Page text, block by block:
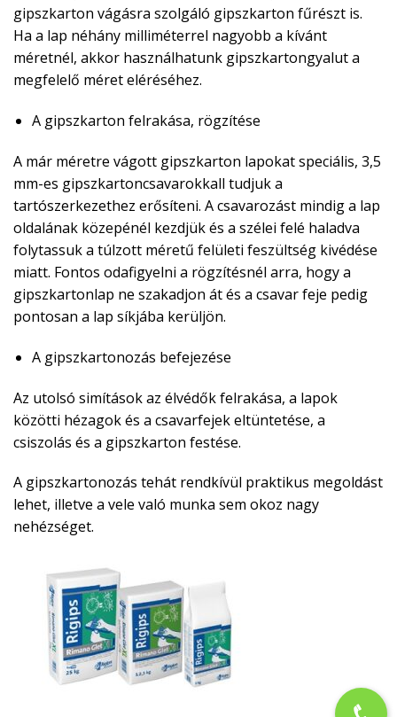
gipszkarton vágásra szolgáló gipszkarton fűrészt is.
Ha a lap néhány milliméterrel nagyobb a kívánt
méretnél, akkor használhatunk gipszkartongyalut a
megfelelő méret eléréséhez.
A gipszkarton felrakása, rögzítése
A már méretre vágott gipszkarton lapokat speciális, 3,5
mm-es gipszkartoncsavarokkall tudjuk a
tartószerkezethez erősíteni. A csavarozást mindig a lap
oldalának közepénél kezdjük és a szélei felé haladva
folytassuk a túlzott méretű felületi feszültség kivédése
miatt. Fontos odafigyelni a rögzítésnél arra, hogy a
gipszkartonlap ne szakadjon át és a csavar feje pedig
pontosan a lap síkjába kerüljön.
A gipszkartonozás befejezése
Az utolsó simítások az élvédők felrakása, a lapok
közötti hézagok és a csavarfejek eltüntetése, a
csiszolás és a gipszkarton festése.
A gipszkartonozás tehát rendkívül praktikus megoldást
lehet, illetve a vele való munka sem okoz nagy
nehézséget.